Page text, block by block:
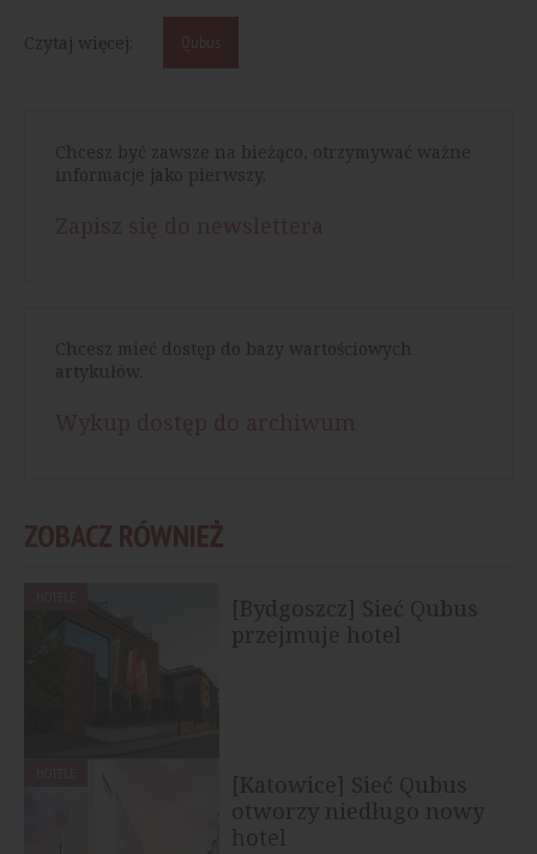
Czytaj więcej: Qubus
Chcesz być zawsze na bieżąco, otrzymywać ważne
informacje jako pierwszy.
Chcesz mieć dostęp do bazy wartościowych
artykułów.
ZOBACZ RÓWNIEŻ
[Bydgoszcz] Sieć Qubus
przejmuje hotel
[Katowice] Sieć Qubus
otworzy niedługo nowy
hotel